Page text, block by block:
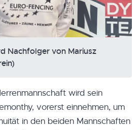
Nachfolger von Mariusz
wird sein
vorerst einnehmen, um
in den beiden Mannschaften